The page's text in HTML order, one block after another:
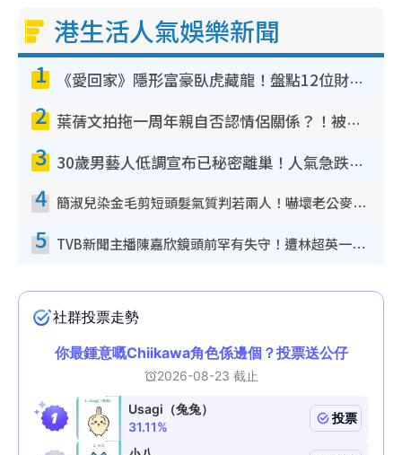
港生活人氣娛樂新聞
1 《愛回家》隱形富豪臥虎藏龍！盤點12位財氣逼人的有錢藝人：呢位靚女3億身家唔憂做
2 葉蒨文拍拖一周年親自否認情侶關係？！被質疑感情造假竟稱GM「普通同事」
3 30歲男藝人低調宣布已秘密離巢！人氣急跌變失蹤人口︰「這幾年過得並不容易」
4 簡淑兒染金毛剪短頭髮氣質判若兩人！嚇壞老公麥大力都認唔出：「你做咩事？」
5 TVB新聞主播陳嘉欣鏡頭前罕有失守！遭林超英一句說話突襲嚇親當場大笑